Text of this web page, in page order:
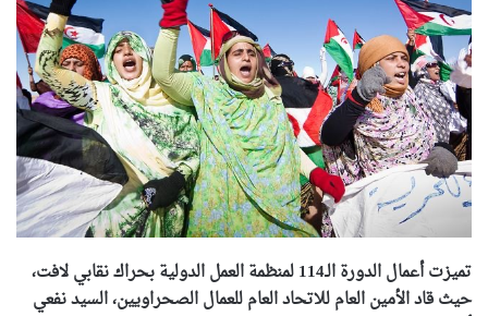
تميزت أعمال الدورة الـ114 لمنظمة العمل الدولية بحراك نقابي لافت،
حيث قاد الأمين العام للاتحاد العام للعمال الصحراويين، السيد نفعي